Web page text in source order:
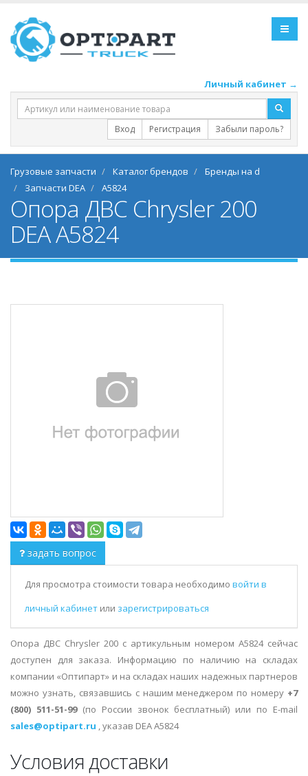
Личный кабинет →
Вход Регистрация Забыли пароль?
Грузовые запчасти Каталог брендов
Бренды на d
Запчасти DEA
A5824
Опора ДВС Chrysler 200
DEA A5824
задать вопрос
Для просмотра стоимости товара необходимо войти в
личный кабинет или зарегистрироваться
Опора ДВС Chrysler 200 с артикульным номером A5824 сейчас
доступен для заказа. Информацию по наличию на складах
компании «Оптипарт» и на складах наших надежных партнеров
можно узнать, связавшись с нашим менеджером по номеру +7
(800) 511-51-99(по России звонок бесплатный) или по E-mail
sales@optipart.ru , указав DEA A5824
Условия доставки